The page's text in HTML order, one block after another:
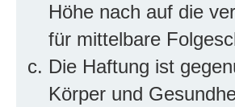
Höhe nach auf die
für mittelbare
Die Haftung ist
Körper und